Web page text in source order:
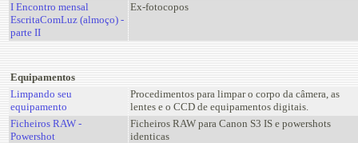
I Encontro mensal
EscritaComLuz (almoço) -
parte II
Ex-fotocopos
Equipamentos
Limpando seu
equipamento
Procedimentos para limpar o corpo da câmera, as
lentes e o CCD de equipamentos digitais.
Ficheiros RAW -
Powershot
Ficheiros RAW para Canon S3 IS e powershots
identicas